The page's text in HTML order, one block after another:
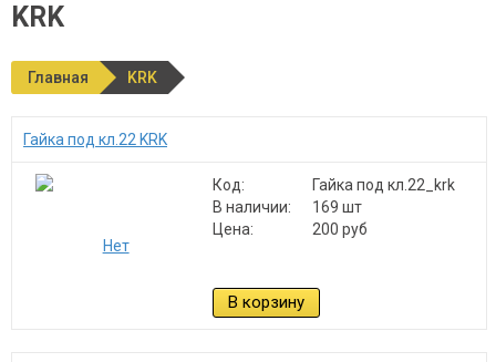
KRK
Главная KRK
Гайка под кл.22 KRK
Код:
Гайка под кл.22_krk
В наличии:
169 шт
Цена:
200 руб
В корзину